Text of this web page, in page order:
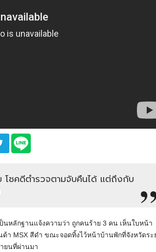
โชคดีตำรวจตามจับคืนได้ แต่ถึงกับ
นหลักฐานแจ้งความว่า ถูกคนร้าย 3 คน เห็นใบหน้า
า MSX สีดำ ขณะจอดทิ้งไว้หน้าบ้านพักที่จังหวัดระ
ยนที่ผ่านมา